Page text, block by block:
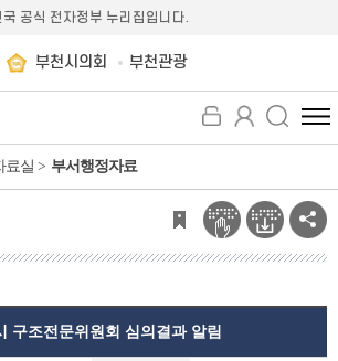
공식 전자정부 누리집입니다.
부천시의회 부천관광
전
체
뉴
보
기
료실 > 부서행정자료
구조전문위원회 심의결과 알림